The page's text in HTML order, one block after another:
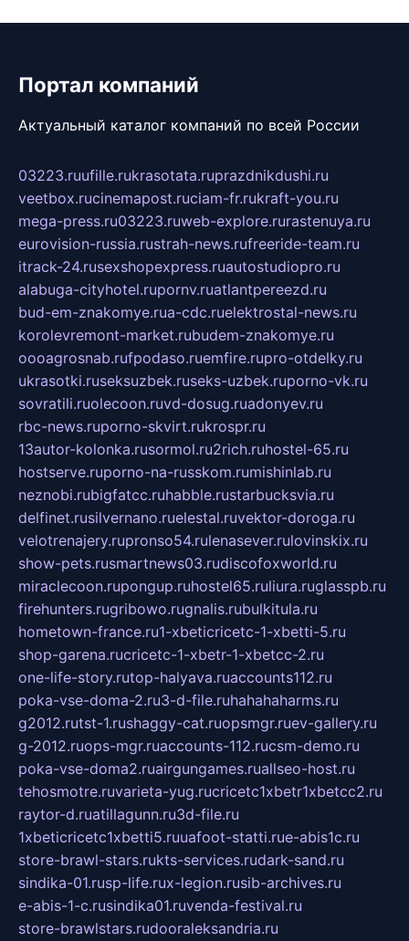
Портал компаний
Актуальный каталог компаний по всей России
03223.ruufille.rukrasotata.ruprazdnikdushi.ru
veetbox.rucinemapost.ruciam-fr.rukraft-you.ru
mega-press.ru03223.ruweb-explore.rurastenuya.ru
eurovision-russia.rustrah-news.rufreeride-team.ru
itrack-24.rusexshopexpress.ruautostudiopro.ru
alabuga-cityhotel.rupornv.ruatlantpereezd.ru
bud-em-znakomye.rua-cdc.ruelektrostal-news.ru
korolevremont-market.rubudem-znakomye.ru
oooagrosnab.rufpodaso.ruemfire.rupro-otdelky.ru
ukrasotki.ruseksuzbek.ruseks-uzbek.ruporno-vk.ru
sovratili.ruolecoon.ruvd-dosug.ruadonyev.ru
rbc-news.ruporno-skvirt.rukrospr.ru
13autor-kolonka.rusormol.ru2rich.ruhostel-65.ru
hostserve.ruporno-na-russkom.rumishinlab.ru
neznobi.rubigfatcc.ruhabble.rustarbucksvia.ru
delfinet.rusilvernano.ruelestal.ruvektor-doroga.ru
velotrenajery.rupronso54.rulenasever.rulovinskix.ru
show-pets.rusmartnews03.rudiscofoxworld.ru
miraclecoon.rupongup.ruhostel65.ruliura.ruglasspb.ru
firehunters.rugribowo.rugnalis.rubulkitula.ru
hometown-france.ru1-xbeticricetc-1-xbetti-5.ru
shop-garena.rucricetc-1-xbetr-1-xbetcc-2.ru
one-life-story.rutop-halyava.ruaccounts112.ru
poka-vse-doma-2.ru3-d-file.ruhahahaharms.ru
g2012.rutst-1.rushaggy-cat.ruopsmgr.ruev-gallery.ru
g-2012.ruops-mgr.ruaccounts-112.rucsm-demo.ru
poka-vse-doma2.ruairgungames.ruallseo-host.ru
tehosmotre.ruvarieta-yug.rucricetc1xbetr1xbetcc2.ru
raytor-d.ruatillagunn.ru3d-file.ru
1xbeticricetc1xbetti5.ruuafoot-statti.rue-abis1c.ru
store-brawl-stars.rukts-services.rudark-sand.ru
sindika-01.rusp-life.rux-legion.rusib-archives.ru
e-abis-1-c.rusindika01.ruvenda-festival.ru
store-brawlstars.rudooraleksandria.ru